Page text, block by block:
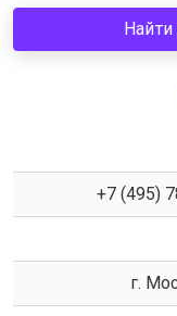
+7 (495)
г.